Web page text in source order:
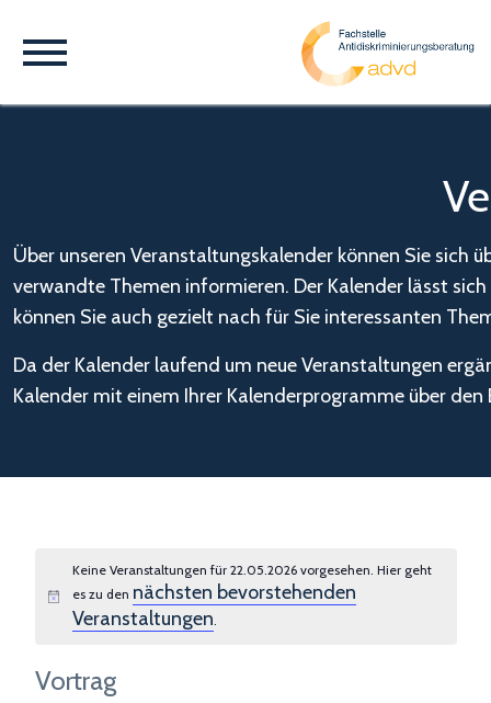
Über unseren Veranstaltungskalender können Sie
verwandte Themen informieren. Der Kalender lässt
können Sie auch gezielt nach für Sie interessanten
Da der Kalender laufend um neue Veranstaltungen
Kalender mit einem Ihrer Kalenderprogramme über
Hinweis
Keine Veranstaltungen für 22.05.2026 vorgesehen. Hier geht
es zu den nächsten bevorstehenden
Veranstaltungen.
Vortrag